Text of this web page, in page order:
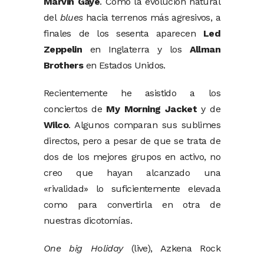
delblueshacia terrenos más agresivos, a
finales de los sesenta aparecen Led
Zeppelin en Inglaterra y los Allman
Brothersen Estados Unidos.
Recientemente he asistido a los
conciertos de My Morning Jacket y de
Wilco. Algunos comparan sus sublimes
directos, pero a pesar de que se trata de
dos de los mejores grupos en activo, no
creo que hayan alcanzado una
«rivalidad» lo suficientemente elevada
como para convertirla en otra de
nuestras dicotomías.
One big Holiday(live), Azkena Rock